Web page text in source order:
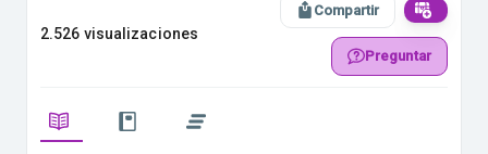
2.526 visualizaciones
Compartir
Preguntar